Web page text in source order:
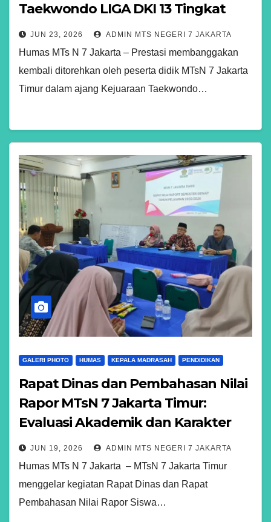
Taekwondo LIGA DKI 13 Tingkat
Provinsi
JUN 23, 2026 ADMIN MTS NEGERI 7 JAKARTA
Humas MTs N 7 Jakarta – Prestasi membanggakan
kembali ditorehkan oleh peserta didik MTsN 7 Jakarta
Timur dalam ajang Kejuaraan Taekwondo…
GALERI PHOTO HUMAS KEPALA MADRASAH PENDIDIKAN
Rapat Dinas dan Pembahasan Nilai
Rapor MTsN 7 Jakarta Timur:
Evaluasi Akademik dan Karakter
Siswa Kelas VII dan VIII
JUN 19, 2026 ADMIN MTS NEGERI 7 JAKARTA
Humas MTs N 7 Jakarta – MTsN 7 Jakarta Timur
menggelar kegiatan Rapat Dinas dan Rapat
Pembahasan Nilai Rapor Siswa…